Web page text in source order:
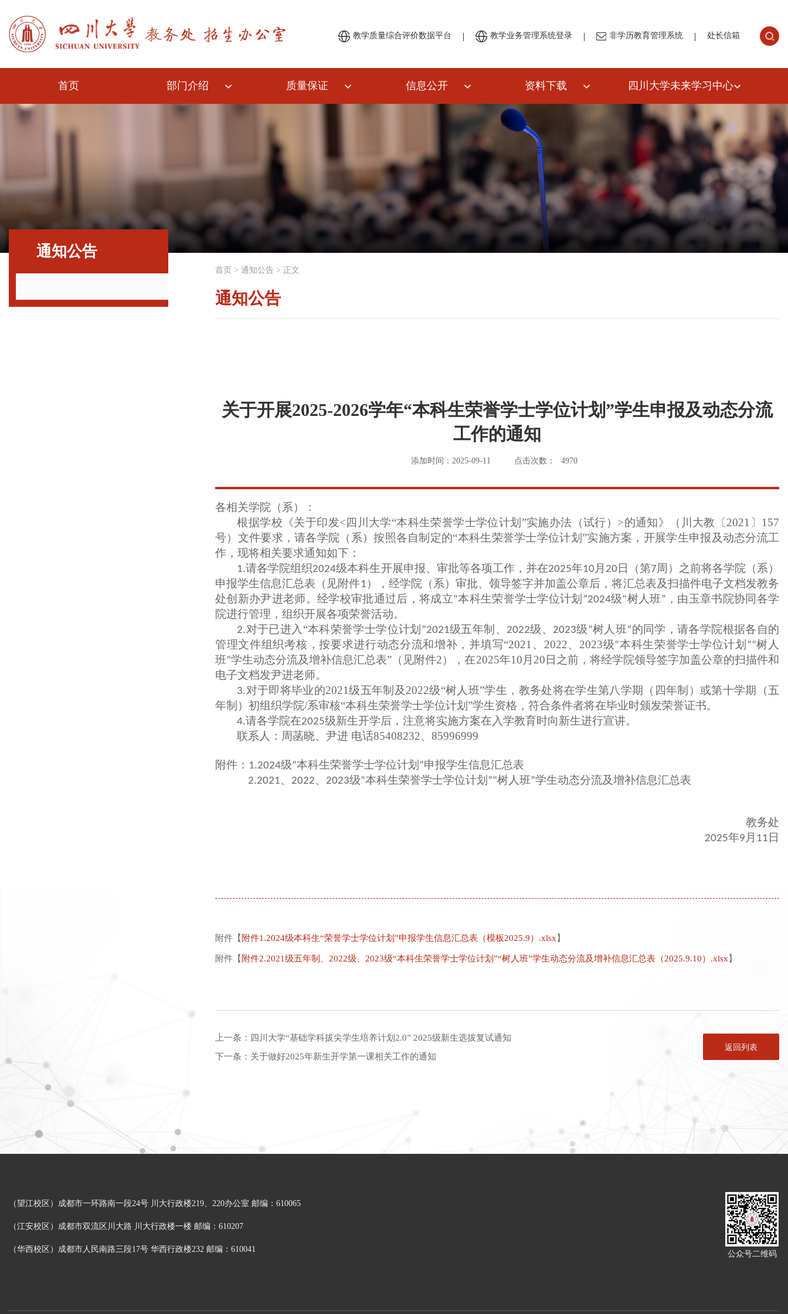
教学质量综合评价数据平台 | 教学业务管理系统登录 | 非学历教育管理系统 | 处长信箱
首页 部门介绍 质量保证 信息公开 资料下载 四川大学未来学习中心
通知公告
首页 > 通知公告 > 正文
通知公告
关于开展2025-2026学年“本科生荣誉学士学位计划”学生申报及动态分流
工作的通知
添加时间：2025-09-11 点击次数： 4970
各相关学院（系）：
根据学校《关于印发<四川大学“本科生荣誉学士学位计划”实施办法（试行）>的通知》（川大教〔2021〕157
号）文件要求，请各学院（系）按照各自制定的“本科生荣誉学士学位计划”实施方案， 开展学生申报及动态分流工
作，现将相关要求通知如下：
1.请各学院组织2024级本科生开展申报、审批等各项工作， 并在2025年10月20日（ 第7周 ） 之前将各学院（系）
申报学生信息汇总表（见附件1 ），经学院（系）审批、领导签字并加盖公章后，将汇总表及扫描件电子文档发教务
处创新办尹进老师。 经学校审批通过后，将成立“本科生荣誉学士学位计划 ”2024级“树人班”，由玉章书院协同各学
院进行管理，组织开展各项荣誉活动。
2.对于已进入“本科荣誉学士学位计划 ”2021级五年制、2022级、2023级“树人班”的同学，请各学院根据各自的
管理文件组织考核，按要求进行动态分流和增补，并填写“2021、2022、2023级“本科生荣誉学士学位计划”“树人
班”学生动态分流及增补信息汇总表”（见附件2），在2025年10月20日之前，将经学院领导签字加盖公章的扫描件和
电子文档发尹进老师。
3.对于即将毕业的2021级五年制及2022级“树人班”学生， 教务处将在学生第八学期（四年制）或第十学期（五
年制）初组织学院/系审核“本科生荣誉学士学位计划”学生资格，符合条件者将在毕业时颁发荣誉证书。
4.请各学院在2025级新生开学后 ，注意将实施方案在入学教育时向新生进行宣讲。
联系人：周菡晓、尹进 电话85408232、85996999
附件： 1.2024级“本科生荣誉学士学位计划”申报学生信息汇总表
2.2021、2022、2023级“本科生荣誉学士学位计划”“树人班”学生动态分流及增补信息汇总表
教务处
2025年9 月 11 日
附件【 附件1.2024级本科生“荣誉学士学位计划”申报学生信息汇总表（模板2025.9）.xlsx 】
附件【 附件2.2021级五年制、2022级、2023级“本科生荣誉学士学位计划”“树人班”学生动态分流及增补信息汇总表（2025.9.10）.xlsx 】
上一条： 四川大学“基础学科拔尖学生培养计划2.0” 2025级新生选拔复试通知
下一条： 关于做好2025年新生开学第一课相关工作的通知
返回列表
公众号二维码
（望江校区）成都市一环路南一段24号 川大行政楼219、220办公室 邮编：610065
（江安校区）成都市双流区川大路 川大行政楼一楼 邮编：610207
（华西校区）成都市人民南路三段17号 华西行政楼232 邮编：610041